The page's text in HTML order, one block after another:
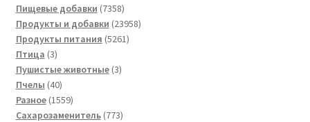
товаров
Пищевые добавки 73587358
товаров
Продукты и добавки 2395823958
Продукты питания 52615261
Птица 33
товара
Пушистые животные 33
Пчелы 4040
товаров
Разное 15591559
товаров
Сахарозаменитель 773773